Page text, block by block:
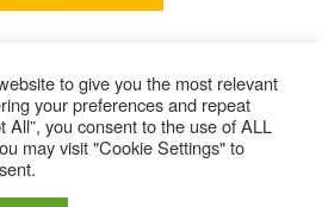
Contacts
Où Trouver Poly ?
À Poly
© 2025 – Magazine Poly – BKN
to give you the most relevant
your preferences and repeat
All”, you consent to the use of ALL
may visit "Cookie Settings" to